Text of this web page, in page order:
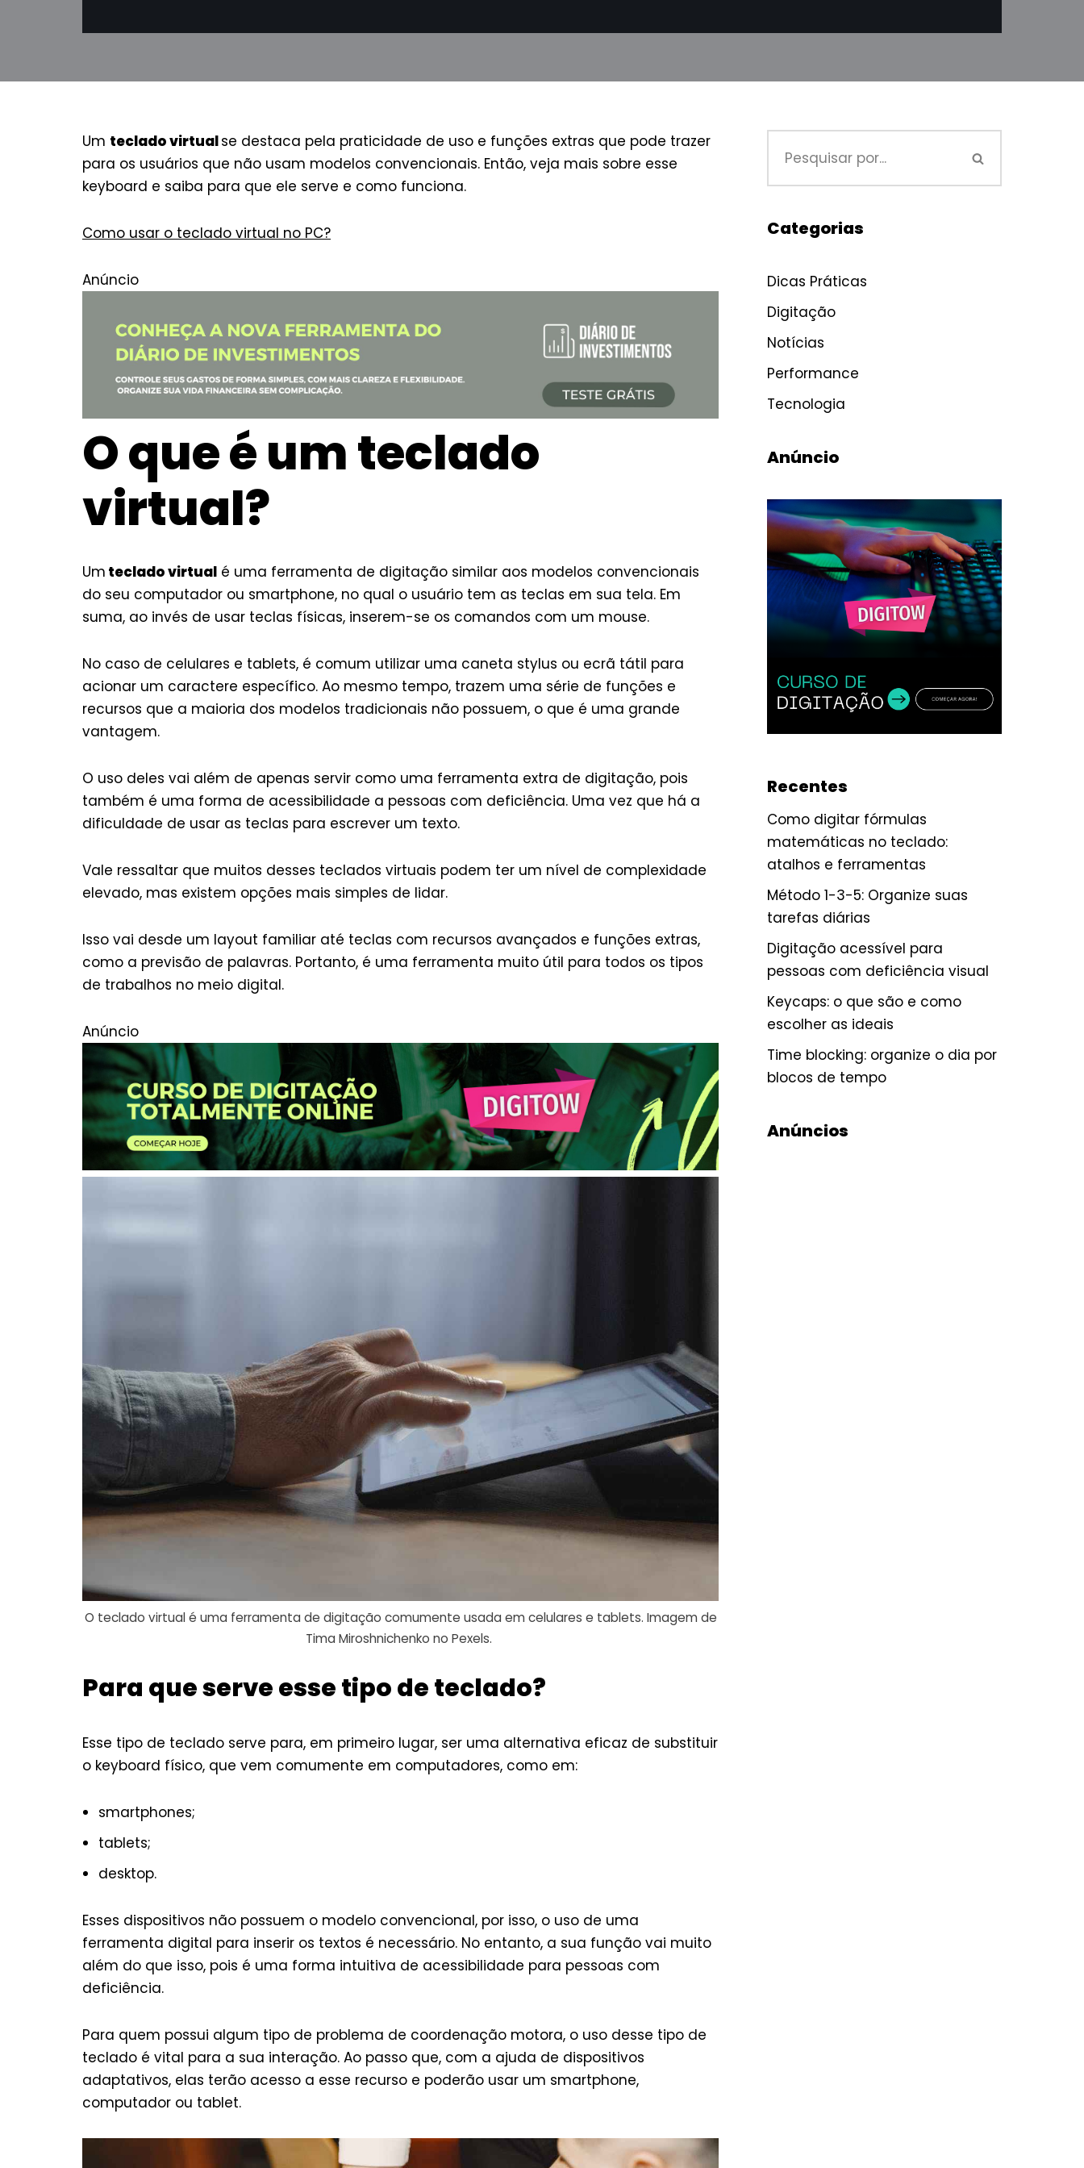
Um teclado virtualse destaca pela praticidade de uso e funções extras que pode trazer
para os usuários que não usam modelos convencionais. Então, veja mais sobre esse
keyboard e saiba para que ele serve e como funciona.
Como usar o teclado virtual no PC?
Anúncio
O que é um teclado
virtual?
Um teclado virtual é uma ferramenta de digitação similar aos modelos convencionais
do seu computador ou smartphone, no qual o usuário tem as teclas em sua tela. Em
suma, ao invés de usar teclas físicas, inserem-se os comandos com um mouse.
No caso de celulares e tablets, é comum utilizar uma caneta stylus ou ecrã tátil para
acionar um caractere específico. Ao mesmo tempo, trazem uma série de funções e
recursos que a maioria dos modelos tradicionais não possuem, o que é uma grande
vantagem.
O uso deles vai além de apenas servir como uma ferramenta extra de digitação, pois
também é uma forma de acessibilidade a pessoas com deficiência. Uma vez que há a
dificuldade de usar as teclas para escrever um texto.
Vale ressaltar que muitos desses teclados virtuais podem ter um nível de complexidade
elevado, mas existem opções mais simples de lidar.
Isso vai desde um layout familiar até teclas com recursos avançados e funções extras,
como a previsão de palavras. Portanto, é uma ferramenta muito útil para todos os tipos
de trabalhos no meio digital.
Anúncio
O teclado virtual é uma ferramenta de digitação comumente usada em celulares e tablets. Imagem de
Tima Miroshnichenko no Pexels.
Para que serve esse tipo de teclado?
Esse tipo de teclado serve para, em primeiro lugar, ser uma alternativa eficaz de substituir
o keyboard físico, que vem comumente em computadores, como em:
smartphones;
tablets;
desktop.
Esses dispositivos não possuem o modelo convencional, por isso, o uso de uma
ferramenta digital para inserir os textos é necessário. No entanto, a sua função vai muito
além do que isso, pois é uma forma intuitiva de acessibilidade para pessoas com
deficiência.
Para quem possui algum tipo de problema de coordenação motora, o uso desse tipo de
teclado é vital para a sua interação. Ao passo que, com a ajuda de dispositivos
adaptativos, elas terão acesso a esse recurso e poderão usar um smartphone,
computador ou tablet.
Categorias
Dicas Práticas
Digitação
Notícias
Performance
Tecnologia
Anúncio
Recentes
Como digitar fórmulas
matemáticas no teclado:
atalhos e ferramentas
Método 1-3-5: Organize suas
tarefas diárias
Digitação acessível para
pessoas com deficiência visual
Keycaps: o que são e como
escolher as ideais
Time blocking: organize o dia por
blocos de tempo
Anúncios